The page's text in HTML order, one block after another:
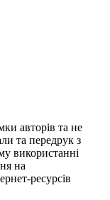
авторів та не
та передрук з
використанні
на
ресурсів